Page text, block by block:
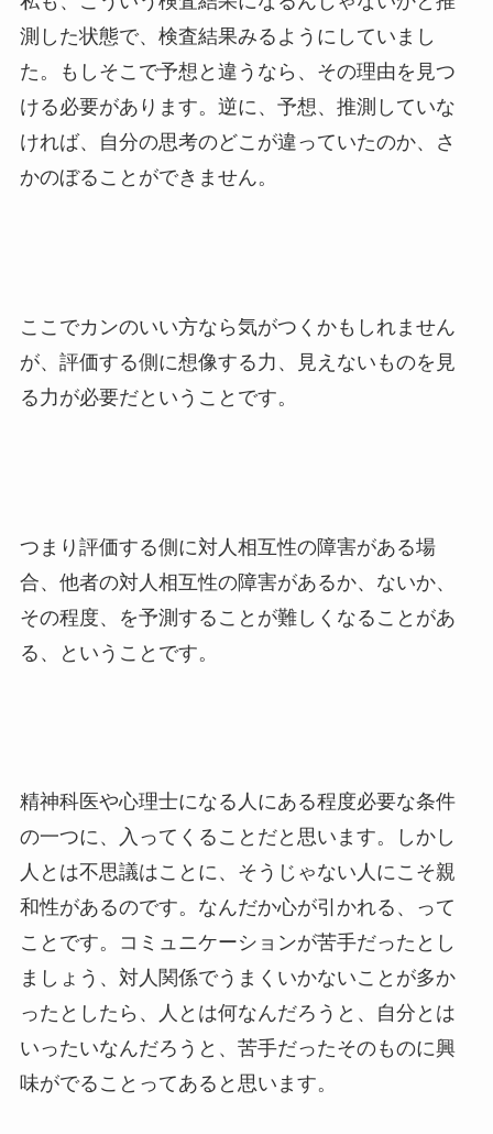
測した状態で、検査結果みるようにしていまし
た。もしそこで予想と違うなら、その理由を見つ
ける必要があります。逆に、予想、推測していな
ければ、自分の思考のどこが違っていたのか、さ
かのぼることができません。
ここでカンのいい方なら気がつくかもしれません
が、評価する側に想像する力、見えないものを見
る力が必要だということです。
つまり評価する側に対人相互性の障害がある場
合、他者の対人相互性の障害があるか、ないか、
その程度、を予測することが難しくなることがあ
る、ということです。
精神科医や心理士になる人にある程度必要な条件
の一つに、入ってくることだと思います。しかし
人とは不思議はことに、そうじゃない人にこそ親
和性があるのです。なんだか心が引かれる、って
ことです。コミュニケーションが苦手だったとし
ましょう、対人関係でうまくいかないことが多か
ったとしたら、人とは何なんだろうと、自分とは
いったいなんだろうと、苦手だったそのものに興
味がでることってあると思います。